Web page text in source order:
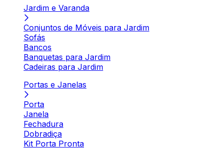
Jardim e Varanda
Conjuntos de Móveis para Jardim
Sofás
Bancos
Banquetas para Jardim
Cadeiras para Jardim
Portas e Janelas
Porta
Janela
Fechadura
Dobradiça
Kit Porta Pronta